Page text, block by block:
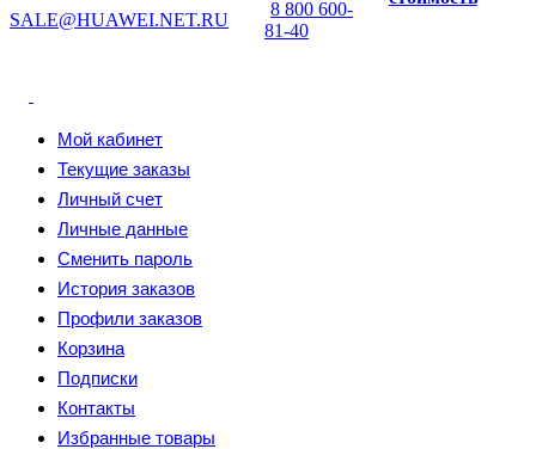
SALE@HUAWEI.NET.RU
8 800 600-
81-40
Мой кабинет
Текущие заказы
Личный счет
Личные данные
Сменить пароль
История заказов
Профили заказов
Корзина
Подписки
Контакты
Избранные товары